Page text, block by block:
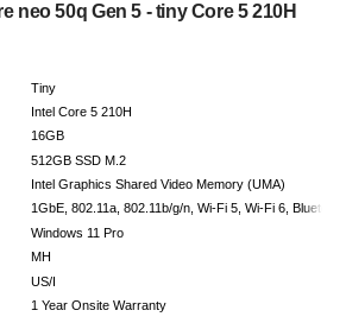
neo 50q Gen 5 - tiny Core 5 210H
Tiny
Intel Core 5 210H
16GB
512GB SSD M.2
Intel Graphics Shared Video Memory (UMA)
1GbE, 802.11a, 802.11b/g/n, Wi-Fi 5, Wi-Fi 6,
Windows 11 Pro
MH
US/I
1 Year Onsite Warranty